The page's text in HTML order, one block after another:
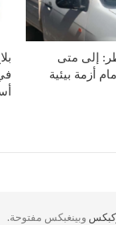
إلى متى
أزمة بيئية
وبينغبكس مفتوحة.